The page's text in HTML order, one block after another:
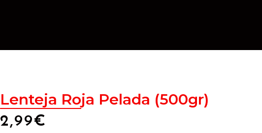
Lenteja Roja Pelada (500gr)
2,99€